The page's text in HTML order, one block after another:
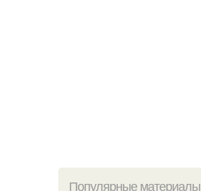
Популярные материалы